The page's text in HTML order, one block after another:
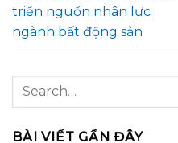
triển nguồn nhân lực
ngành bất động sản
BÀI VIẾT GẦN ĐÂY